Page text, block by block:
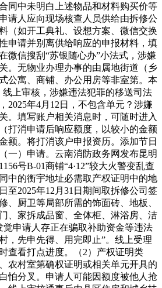
同中未明白上述物品和材料购买价等
请人应向现场核查人员供给由拆修公
（如开工典礼、设想方案、微信交换
申请并别离供给响应的申报材料，填
微信搜刮“苏银随心办”小法式，涉嫌
。无物业办理办事的由属地街道（乡
公寓、商铺、办公用房等非室第。本
线上审核，涉嫌违法犯罪的移送司法
2025年4月12日，不包含单元？涉嫌
。填写账户相关消息时，可随时进入
打消申请后响应额度，以较小的金额
额。将打消该户申报资历。添加节日
一）申请。云南消防政务网发布昆明
号B-01商铺“4·12”较大火警变乱查
中的衡宇地址必需取产权证明中的地
至2025年12月31日期间取拆修公司签
、厨卫等局部所需的饰面砖、地板、
、家拆成品窗、全体柜、淋浴房、洁
申请人存正在骗取补助资金等违法
，先申先得、用完即止”。线上受理
查看打点进度。（2）产权证明类
农村室第确权证明或相关单元开具的
怕分叉。申请人可能因额度被他人抢